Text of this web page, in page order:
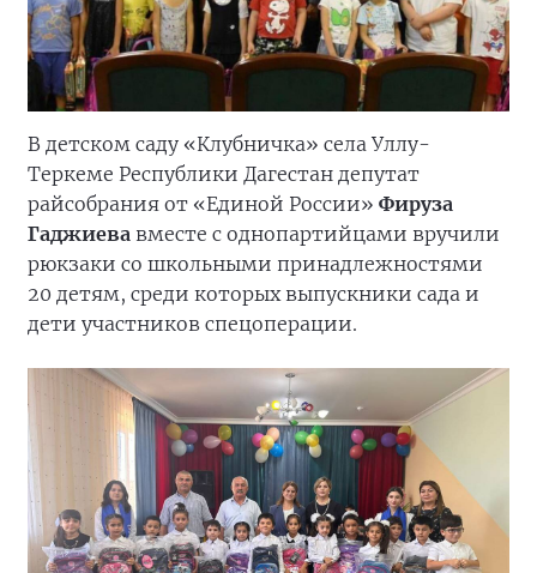
В детском саду «Клубничка» села Уллу-
Теркеме Республики Дагестан депутат
райсобрания от «Единой России» Фируза
Гаджиева вместе с однопартийцами вручили
рюкзаки со школьными принадлежностями
20 детям, среди которых выпускники сада и
дети участников спецоперации.